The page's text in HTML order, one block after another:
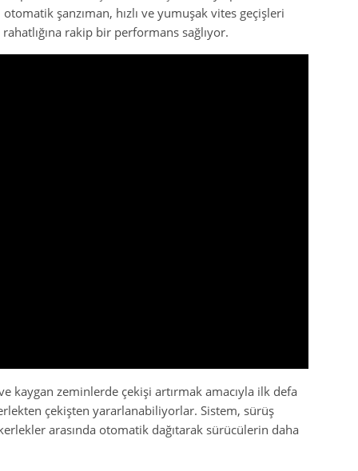
şanzıman, hızlı ve yumuşak vites geçişleri
rakip bir performans sağlıyor.
kaygan zeminlerde çekişi artırmak amacıyla ilk defa
çekişten yararlanabiliyorlar. Sistem, sürüş
arasında otomatik dağıtarak sürücülerin daha